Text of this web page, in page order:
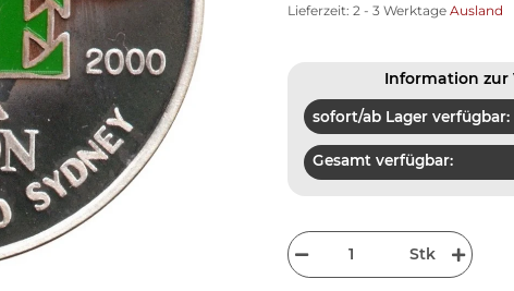
Lieferzeit: 2 - 3 Werktage Ausland
Information zur
sofort/ab Lager verfügbar:
Gesamt verfügbar:
Stk